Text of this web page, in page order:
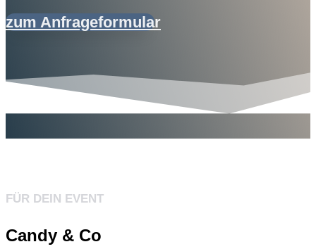
zum Anfrageformular
FÜR DEIN EVENT
Candy & Co